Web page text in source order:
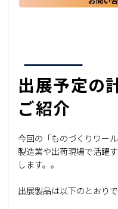
出展予定の
ご紹介
今回の「ものづくりワール
製造業や出荷現場で活躍
します。。
出展製品は以下のとおりで